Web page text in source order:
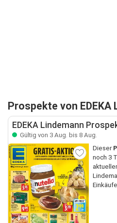
Prospekte von EDEKA
EDEKA Lindemann
Gültig von 3 Aug. bis 8 Aug.
Dieser
noch 3